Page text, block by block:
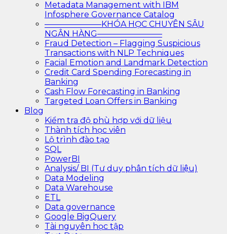
Metadata Management with IBM
Infosphere Governance Catalog
———————KHÓA HỌC CHUYÊN SÂU
NGÂN HÀNG————————
Fraud Detection – Flagging Suspicious
Transactions with NLP Techniques
Facial Emotion and Landmark Detection
Credit Card Spending Forecasting in
Banking
Cash Flow Forecasting in Banking
Targeted Loan Offers in Banking
Blog
Kiểm tra độ phù hợp với dữ liệu
Thành tích học viên
Lộ trình đào tạo
SQL
PowerBI
Analysis/ BI (Tư duy phân tích dữ liệu)
Data Modeling
Data Warehouse
ETL
Data governance
Google BigQuery
Tài nguyên học tập